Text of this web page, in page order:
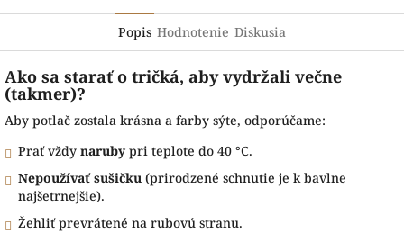
Popis Hodnotenie Diskusia
Ako sa starať o tričká, aby vydržali večne
(takmer)?
Aby potlač zostala krásna a farby sýte, odporúčame:
Prať vždy naruby pri teplote do 40 °C.
Nepoužívať sušičku (prirodzené schnutie je k bavlne
najšetrnejšie).
Žehliť prevrátené na rubovú stranu.